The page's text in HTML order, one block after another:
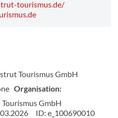
tourismus.de/
Tourismus GmbH
Organisation:
GmbH
ID: e_100690010